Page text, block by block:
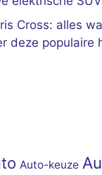
Cross: alles
deze populaire
Auto-keuze